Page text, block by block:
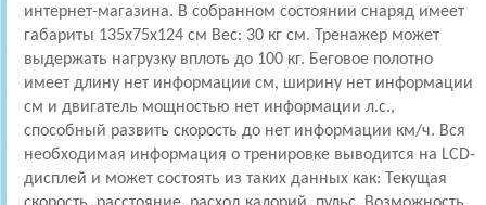
интернет-магазина. В собранном состоянии снаряд имеет
габариты 135x75x124 см Вес: 30 кг см. Тренажер может
выдержать нагрузку вплоть до 100 кг. Беговое полотно
имеет длину нет информации см, ширину нет информации
см и двигатель мощностью нет информации л.с.,
способный развить скорость до нет информации км/ч. Вся
необходимая информация о тренировке выводится на LCD-
дисплей и может состоять из таких данных как: Текущая